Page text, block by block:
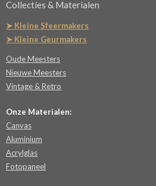
Collecties & Materialen
➤ Kleine Sfeermakers
➤ Kleine Geurmakers
Oude Meesters
Nieuwe Meesters
Vintage & Retro
Onze Materialen:
Canvas
Aluminium
Acrylglas
Fotopaneel